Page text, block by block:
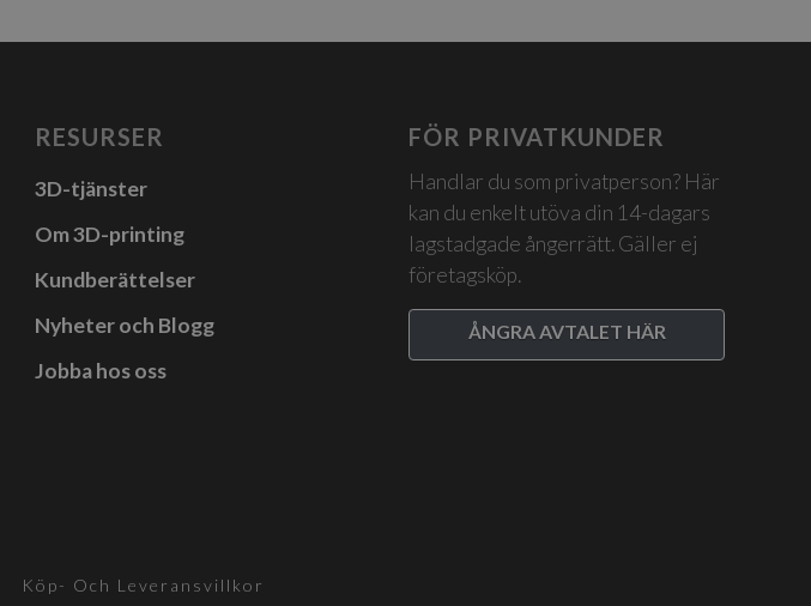
produkten
varianter.
De
olika
kan
väljas
på
varianter.
olika
alternativen
kan
RESURSER
3D-tjänster
Om 3D-printing
Kundberättelser
Nyheter och Blogg
Jobba hos oss
FÖR PRIVATKUNDER
Handlar du som privatperson? Här
kan du enkelt utöva din 14-dagars
lagstadgade ångerrätt. Gäller ej
företagsköp.
ÅNGRA AVTALET HÄR
Köp- Och Leveransvillkor